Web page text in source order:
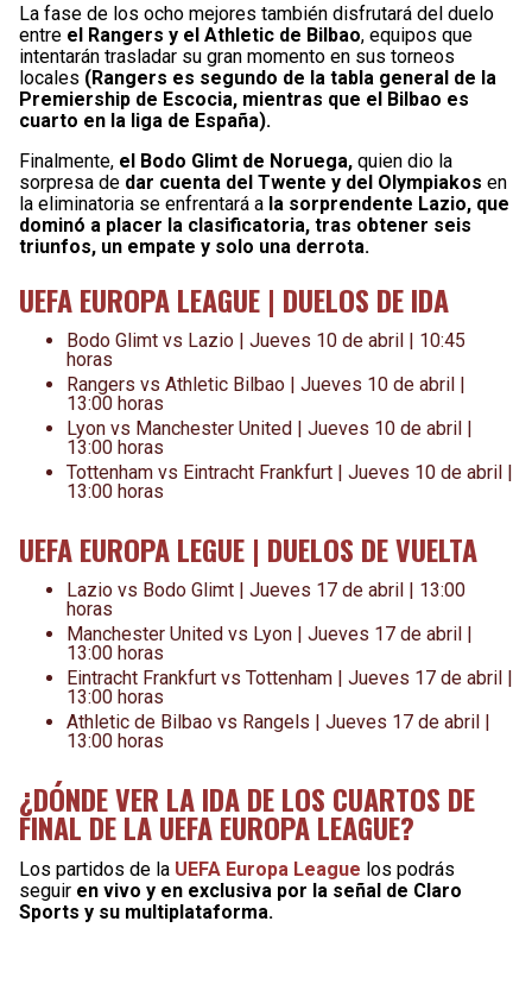
La fase de los ocho mejores también disfrutará del duelo
entre el Rangers y el Athletic de Bilbao, equipos que
intentarán trasladar su gran momento en sus torneos
locales (Rangers es segundo de la tabla general de la
Premiership de Escocia, mientras que el Bilbao es
cuarto en la liga de España).
Finalmente, el Bodo Glimt de Noruega, quien dio la
sorpresa de dar cuenta del Twente y del Olympiakos en
la eliminatoria se enfrentará a la sorprendente Lazio, que
dominó a placer la clasificatoria, tras obtener seis
triunfos, un empate y solo una derrota.
UEFA EUROPA LEAGUE | DUELOS DE IDA
Bodo Glimt vs Lazio | Jueves 10 de abril | 10:45
horas
Rangers vs Athletic Bilbao | Jueves 10 de abril |
13:00 horas
Lyon vs Manchester United | Jueves 10 de abril |
13:00 horas
Tottenham vs Eintracht Frankfurt | Jueves 10 de abril |
13:00 horas
UEFA EUROPA LEGUE | DUELOS DE VUELTA
Lazio vs Bodo Glimt | Jueves 17 de abril | 13:00
horas
Manchester United vs Lyon | Jueves 17 de abril |
13:00 horas
Eintracht Frankfurt vs Tottenham | Jueves 17 de abril |
13:00 horas
Athletic de Bilbao vs Rangels | Jueves 17 de abril |
13:00 horas
¿DÓNDE VER LA IDA DE LOS CUARTOS DE
FINAL DE LA UEFA EUROPA LEAGUE?
Los partidos de la UEFA Europa League los podrás
seguir en vivo y en exclusiva por la señal de Claro
Sports y su multiplataforma.